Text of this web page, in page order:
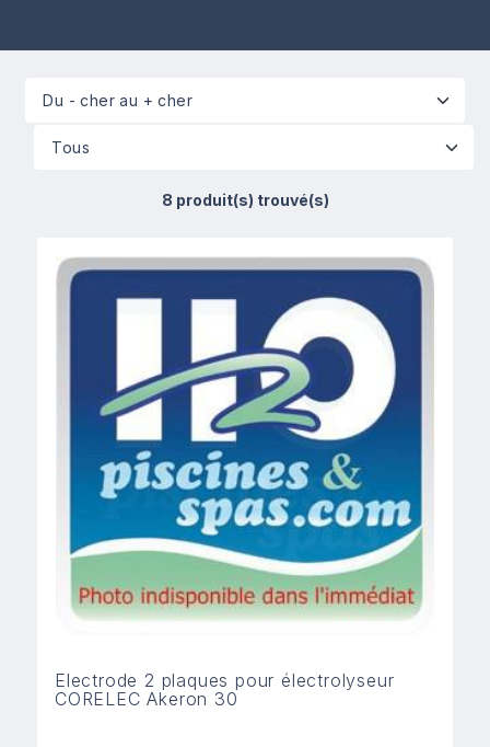
8 produit(s) trouvé(s)
Electrode 2 plaques pour électrolyseur
CORELEC Akeron 30